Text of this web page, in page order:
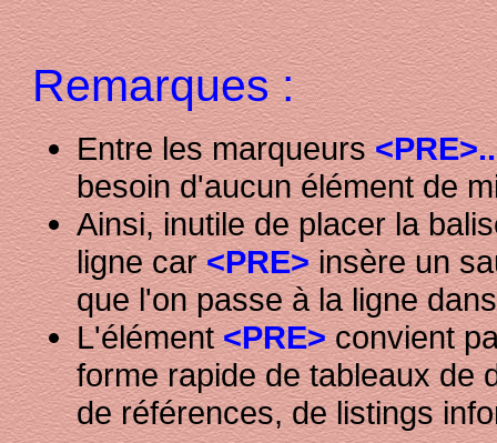
Remarques :
Entre les marqueurs
besoin d'aucun élément de
Ainsi, inutile de placer la
ligne car<PRE>insère un
que l'on passe à la ligne
L'élément<PRE>convient
forme rapide de tableaux de
de références, de listings